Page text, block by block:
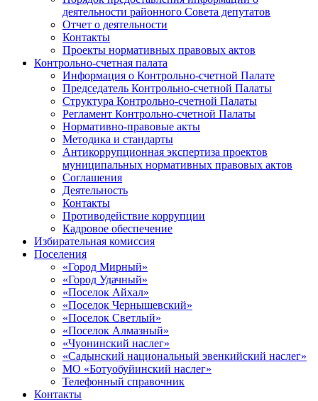
деятельности районного Совета депутатов
Отчет о деятельности
Контакты
Проекты нормативных правовых актов
Контрольно-счетная палата
Информация о Контрольно-счетной Палате
Председатель Контрольно-счетной Палаты
Структура Контрольно-счетной Палаты
Регламент Контрольно-счетной Палаты
Нормативно-правовые акты
Методика и стандарты
Антикоррупционная экспертиза проектов
муниципальных нормативных правовых актов
Соглашения
Деятельность
Контакты
Противодействие коррупции
Кадровое обеспечение
Избирательная комиссия
Поселения
«Город Мирный»
«Город Удачный»
«Поселок Айхал»
«Поселок Чернышевский»
«Поселок Светлый»
«Поселок Алмазный»
«Чуонинский наслег»
«Садынский национальный эвенкийский наслег»
МО «Ботуобуйинский наслег»
Телефонный справочник
Контакты